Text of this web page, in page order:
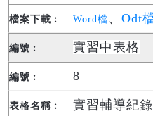
Word檔 、 Odt
實習中表格
8
實習輔導紀